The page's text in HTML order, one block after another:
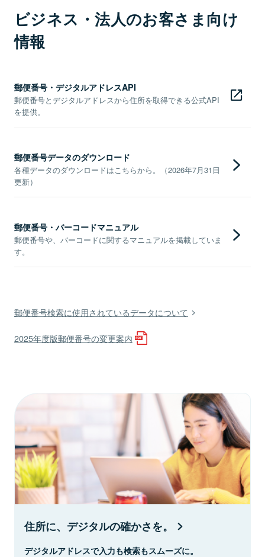
ビジネス・法人のお客さま向け
情報
郵便番号・デジタルアドレスAPI
郵便番号とデジタルアドレスから住所を取得できる公式API
を提供。
郵便番号データのダウンロード
各種データのダウンロードはこちらから。（2026年7月31日
更新）
郵便番号・バーコードマニュアル
郵便番号や、バーコードに関するマニュアルを掲載していま
す。
郵便番号検索に使用されているデータについて
2025年度版郵便番号の変更案内
住所に、デジタルの確かさを。
デジタルアドレスで入力も検索もスムーズに。